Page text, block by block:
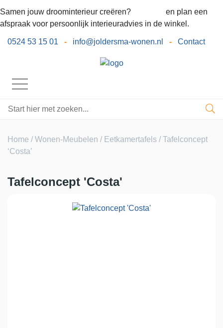
Samen jouw droominterieur creëren?
en plan een
afspraak voor persoonlijk interieuradvies in de winkel.
0524 53 15 01 - info@joldersma-wonen.nl - Contact
Home /Wonen-Meubelen / Eetkamertafels / Tafelconcept
‘Costa’
Tafelconcept 'Costa'